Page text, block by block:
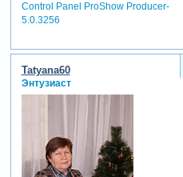
Control Panel ProShow Producer-
5.0.3256
Tatyana60
Энтузиаст